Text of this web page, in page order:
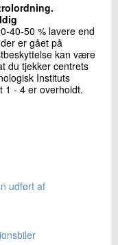
40-50 % lavere end
er gået på
kan være
du tjekker centrets
Instituts
1 - 4 er overholdt.
udført af